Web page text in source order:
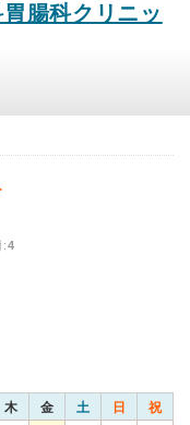
腸科クリニッ
:4
木 金 土 日 祝